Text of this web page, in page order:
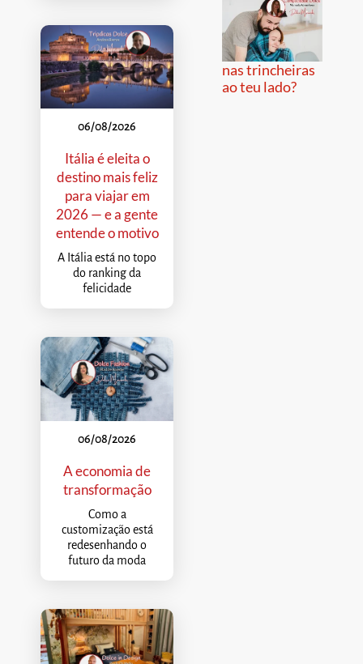
06/08/2026
Itália é eleita o
destino mais feliz
para viajar em
2026 — e a gente
entende o motivo
A Itália está no topo
do ranking da
felicidade
06/08/2026
A economia de
transformação
Como a
customização está
redesenhando o
futuro da moda
nas trincheiras
ao teu lado?